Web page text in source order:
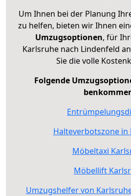
Um Ihnen bei der Planung
zu helfen, bieten wir Ihnen
Umzugsoptionen, für
Karlsruhe nach Lindenfeld
Sie die volle
Folgende
Halteverbotszone in
Möbeltaxi
Möbellift
Umzugshelfer von